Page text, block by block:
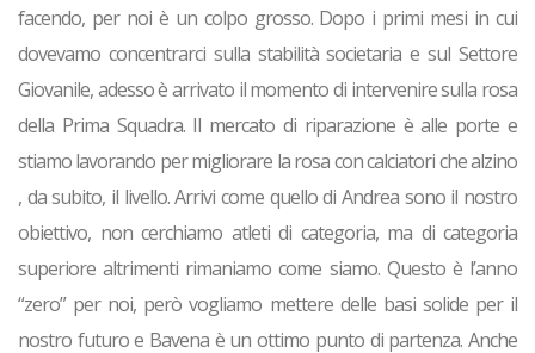
facendo, per noi è un colpo grosso. Dopo i primi mesi in cui
dovevamo concentrarci sulla stabilità societaria e sul Settore
Giovanile, adesso è arrivato il momento di intervenire sulla rosa
della Prima Squadra. Il mercato di riparazione è alle porte e
stiamo lavorando per migliorare la rosa con calciatori che alzino
, da subito, il livello. Arrivi come quello di Andrea sono il nostro
obiettivo, non cerchiamo atleti di categoria, ma di categoria
superiore altrimenti rimaniamo come siamo. Questo è l’anno
“zero” per noi, però vogliamo mettere delle basi solide per il
nostro futuro e Bavena è un ottimo punto di partenza. Anche